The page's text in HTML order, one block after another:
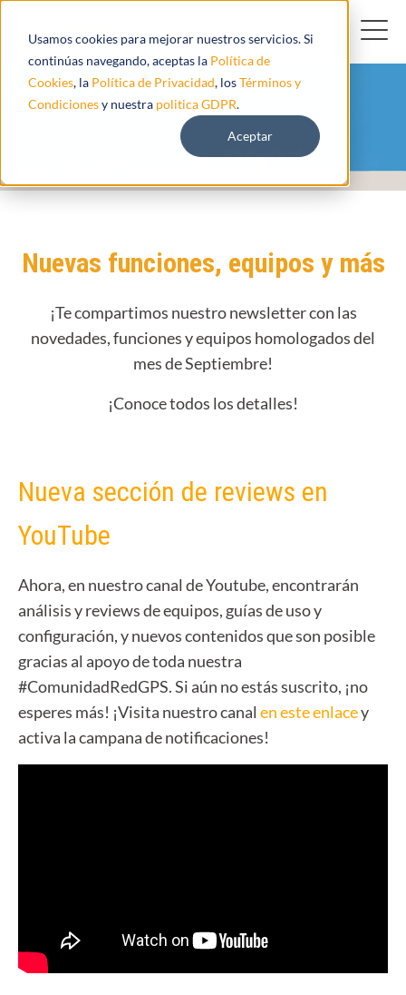
Usamos cookies para mejorar nuestros servicios. Si
continúas navegando, aceptas la Política de
Cookies, la Política de Privacidad, losTérminos y
Condicionesy nuestra politica GDPR.
Aceptar
Newsletter
Septiembre 2021
Nuevas funciones, equipos y más
¡Te compartimos nuestro newsletter con las
novedades, funciones y equipos homologados del
mes de Septiembre!
¡Conoce todos los detalles!
Nueva sección de reviews en
YouTube
Ahora, en nuestro canal de Youtube, encontrarán
análisis y reviews de equipos, guías de uso y
configuración, y nuevos contenidos que son posible
gracias al apoyo de toda nuestra
#ComunidadRedGPS. Si aún no estás suscrito, ¡no
esperes más! ¡Visita nuestro canal en este enlacey
activa la campana de notificaciones!